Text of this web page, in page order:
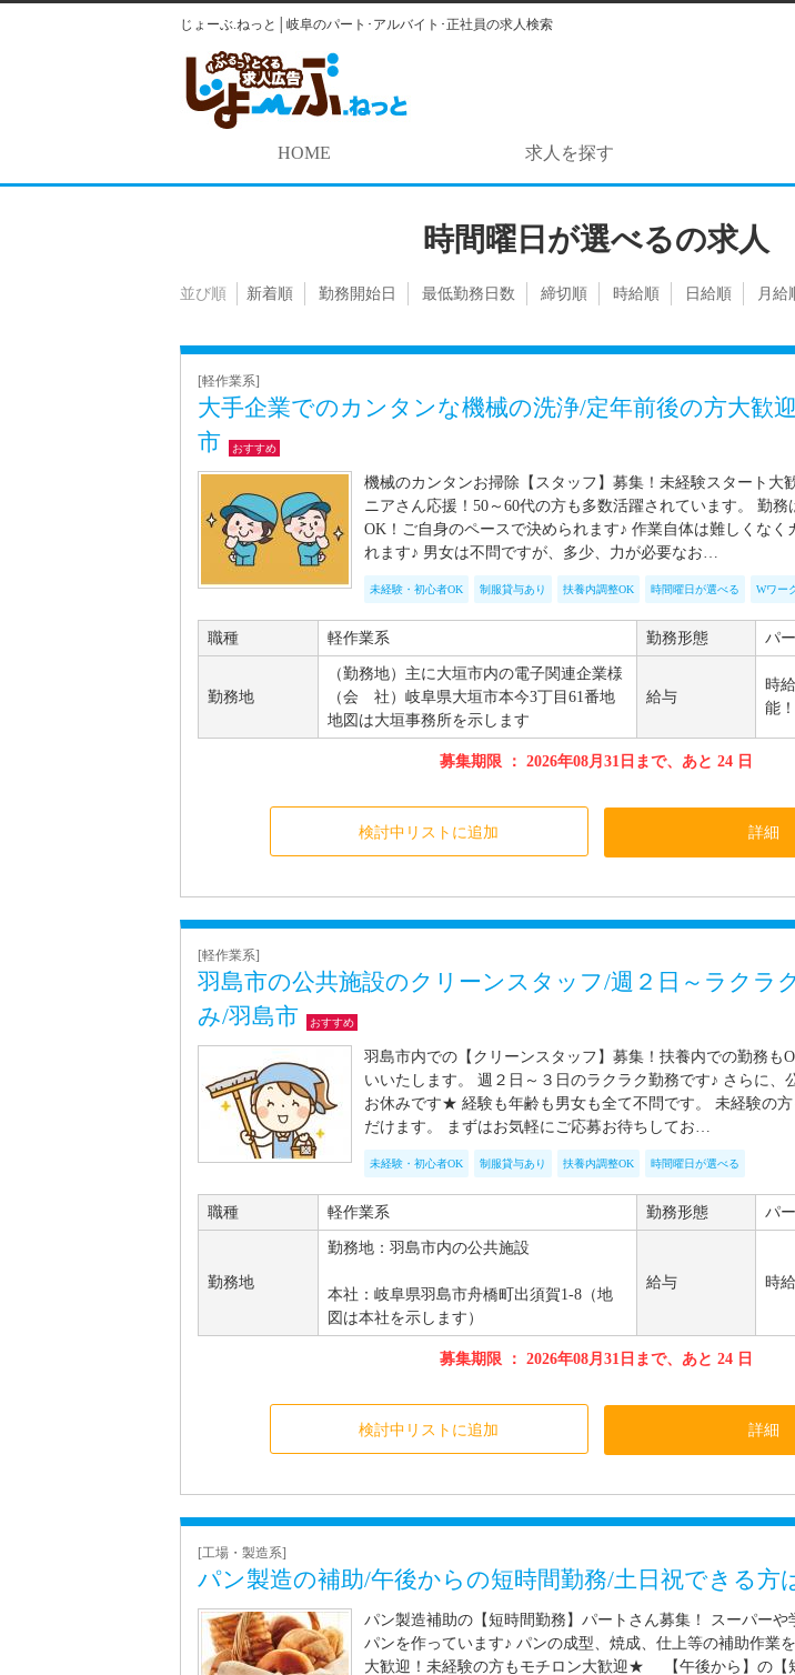
じょーぶ.ねっと│岐阜のパート･アルバイト･正社員の求人検索
HOME 求人を探す
時間曜日が選べるの求人
並び順 新着順 勤務開始日 最低勤務日数 締切順 時給順 日給順
月給
[軽作業系]
大手企業でのカンタンな機械の洗浄/定年前後の方大歓
市
おすすめ
機械のカンタンお掃除【スタッフ】募集！未経験スタート大
ニアさん応援！50～60代の方も多数活躍されています。 勤務
OK！ご自身のペースで決められます♪ 作業自体は難しくなく
れます♪ 男女は不問ですが、多少、力が必要なお…
未経験・初心者OK 制服貸与あり 扶養内調整OK 時間曜日が選べる Wワー
職種 軽作業系 勤務形態 パ
勤務地
（勤務地）主に大垣市内の電子関連企業様
（会 社）岐阜県大垣市本今3丁目61番地
地図は大垣事務所を示します
給与
時
能！
募集期限 ： 2026年08月31日まで、あと 24 日
検討中リストに追加 詳細
[軽作業系]
羽島市の公共施設のクリーンスタッフ/週２日～ラクラ
み/羽島市
おすすめ
羽島市内での【クリーンスタッフ】募集！扶養内での勤務も
いいたします。 週２日～３日のラクラク勤務です♪ さらに、
お休みです★ 経験も年齢も男女も全て不問です。 未経験の
だけます。 まずはお気軽にご応募お待ちしてお…
未経験・初心者OK 制服貸与あり 扶養内調整OK 時間曜日が選べる
職種 軽作業系 勤務形態 パ
勤務地
勤務地：羽島市内の公共施設
本社：岐阜県羽島市舟橋町出須賀1-8（地
図は本社を示します）
給与 時
募集期限 ： 2026年08月31日まで、あと 24 日
検討中リストに追加 詳細
[工場・製造系]
パン製造の補助/午後からの短時間勤務/土日祝できる方
パン製造補助の【短時間勤務】パートさん募集！ スーパー
パンを作っています♪ パンの成型、焼成、仕上等の補助作業
大歓迎！未経験の方もモチロン大歓迎★ 【午後から】の【